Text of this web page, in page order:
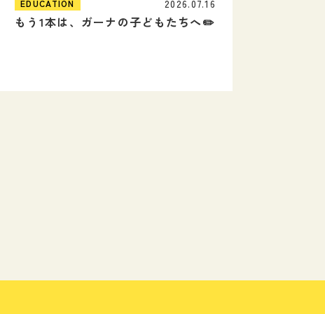
EDUCATION
もう1本は、ガーナの子どもたちへ✏️
2026.07.16